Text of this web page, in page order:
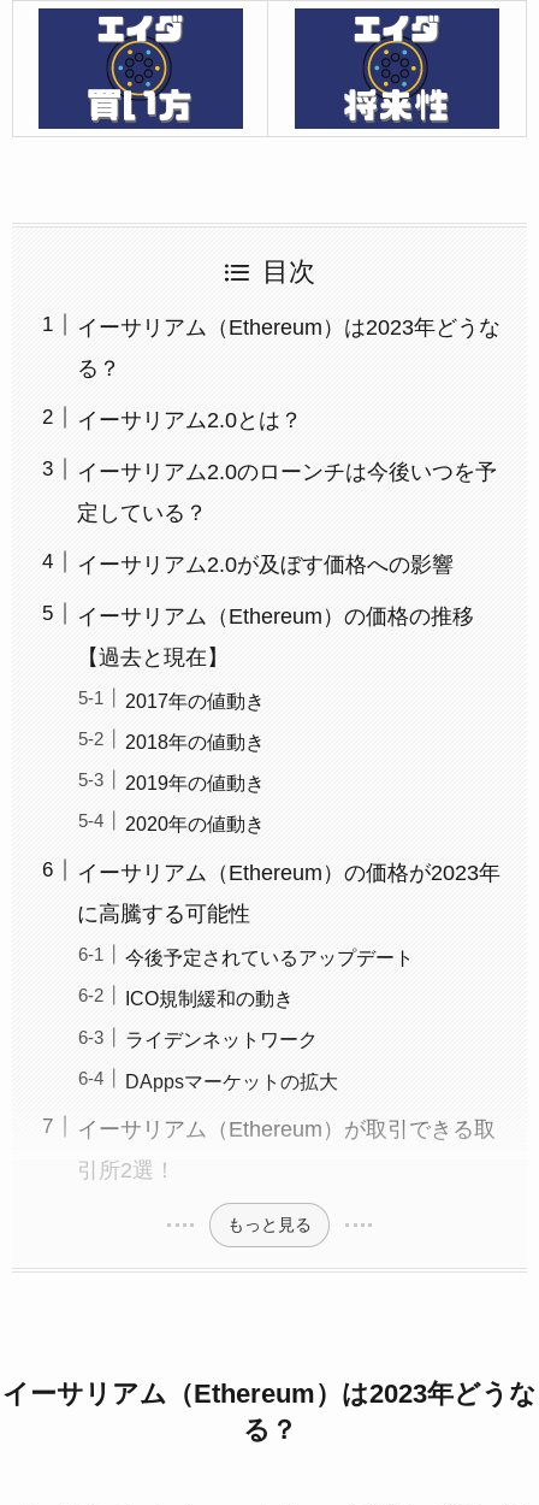
目次
イーサリアム（Ethereum）は2023年どうな
る？
イーサリアム2.0とは？
イーサリアム2.0のローンチは今後いつを予
定している？
イーサリアム2.0が及ぼす価格への影響
イーサリアム（Ethereum）の価格の推移
【過去と現在】
2017年の値動き
2018年の値動き
2019年の値動き
2020年の値動き
イーサリアム（Ethereum）の価格が2023年
に高騰する可能性
今後予定されているアップデート
ICO規制緩和の動き
ライデンネットワーク
DAppsマーケットの拡大
イーサリアム（Ethereum）が取引できる取
引所2選！
もっと見る
イーサリアム（Ethereum）は2023年どうな
る？